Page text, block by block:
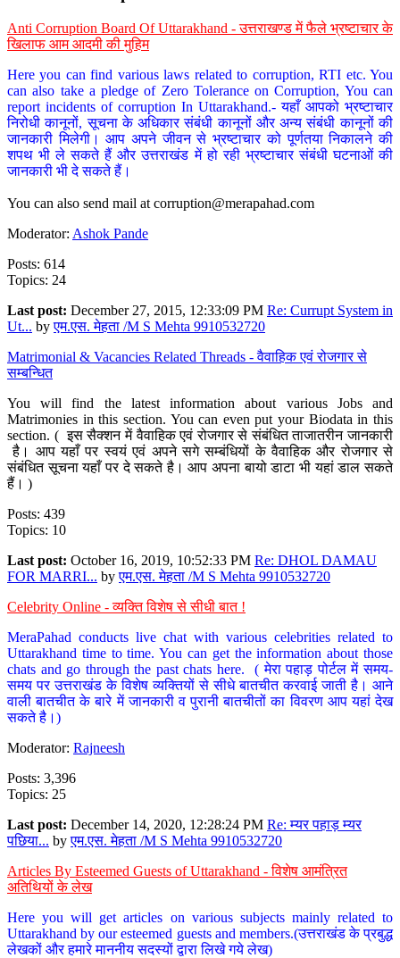
Anti Corruption Board Of Uttarakhand - उत्तराखण्ड में फैले भ्रष्टाचार के
खिलाफ आम आदमी की मुहिम
Here you can find various laws related to corruption, RTI etc. You
can also take a pledge of Zero Tolerance on Corruption, You can
report incidents of corruption In Uttarakhand.- यहाँ आपको भ्रष्टाचार
निरोधी कानूनों, सूचना के अधिकार संबंधी कानूनों और अन्य संबंधी कानूनों की
जानकारी मिलेगी। आप अपने जीवन से भ्रष्टाचार को पूर्णतया निकालने की
शपथ भी ले सकते हैं और उत्तराखंड में हो रही भ्रष्टाचार संबंधी घटनाओं की
जानकारी भी दे सकते हैं।
You can also send mail at corruption@merapahad.com
Moderator: Ashok Pande
Posts: 614
Topics: 24
Last post: December 27, 2015, 12:33:09 PM Re: Currupt System in
Ut... byएम.एस. मेहता /M S Mehta 9910532720
Matrimonial & Vacancies Related Threads - वैवाहिक एवं रोजगार से
सम्बन्धित
You will find the latest information about various Jobs and
Matrimonies in this section. You can even put your Biodata in this
section. ( इस सैक्शन में वैवाहिक एवं रोजगार से संबंधित ताजातरीन जानकारी
है। आप यहाँ पर स्वयं एवं अपने सगे सम्बंधियों के वैवाहिक और रोजगार से
संबंधित सूचना यहाँ पर दे सकते है। आप अपना बायो डाटा भी यहां डाल सकते
हैं। )
Posts: 439
Topics: 10
Last post: October 16, 2019, 10:52:33 PM Re: DHOL DAMAU
FOR MARRI... byएम.एस. मेहता /M S Mehta 9910532720
Celebrity Online - व्यक्ति विशेष से सीधी बात !
MeraPahad conducts live chat with various celebrities related to
Uttarakhand time to time. You can get the information about those
chats and go through the past chats here. ( मेरा पहाड़ पोर्टल में समय-
समय पर उत्तराखंड के विशेष व्यक्तियों से सीधे बातचीत करवाई जाती है। आने
वाली बातचीत के बारे में जानकारी व पुरानी बातचीतों का विवरण आप यहां देख
सकते है।)
Moderator: Rajneesh
Posts: 3,396
Topics: 25
Last post: December 14, 2020, 12:28:24 PM Re: म्यर पहाड़ म्यर
पछिया... byएम.एस. मेहता /M S Mehta 9910532720
Articles By Esteemed Guests of Uttarakhand - विशेष आमंत्रित
अतिथियों के लेख
Here you will get articles on various subjects mainly related to
Uttarakhand by our esteemed guests and members.(उत्तराखंड के प्रबुद्ध
लेखकों और हमारे माननीय सदस्यों द्वारा लिखे गये लेख)